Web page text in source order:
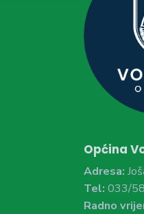
Općina
Adresa:
Tel: 033/
Radno